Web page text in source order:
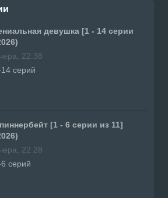
девушка [1 - 14 серии
22:38
серий
[1 - 6 серии из 11]
22:28
серий